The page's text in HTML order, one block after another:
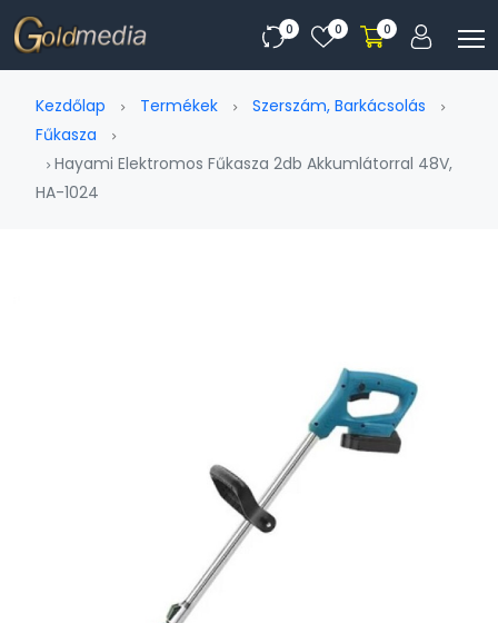
0 0 0
Kezdőlap Termékek
Szerszám, Barkácsolás
Fűkasza
Hayami Elektromos Fűkasza 2db Akkumlátorral 48V,
HA-1024